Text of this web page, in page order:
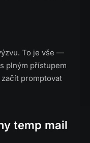
To je vše —
plným přístupem
promptovat
temp mail